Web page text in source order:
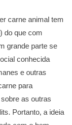
carne animal tem
do que com
grande parte se
conhecida
e outras
para
as outras
Portanto, a ideia